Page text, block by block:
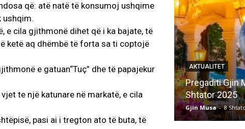
që: atë natë të konsumoj ushqime
ushqim.
e cila gjithmonë dihet që i ka bajate, të
ketë aq dhëmbë të forta sa ti coptojë
e gatuan“Tuç” dhe të papajekur
te një katunare në markatë, e cila
pasi ai i tregton ato të buta, të
VERA GJONAJ – NJË EMËR I
SHQIPTARE NË ITALI
AKTUALITET
Pregaditi Gjin
Shtator 2025
Gjin Musa - 8